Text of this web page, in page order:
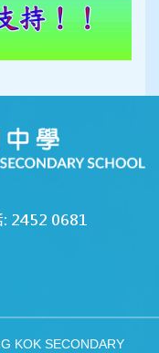
: 2452 0681
KOK SECONDARY